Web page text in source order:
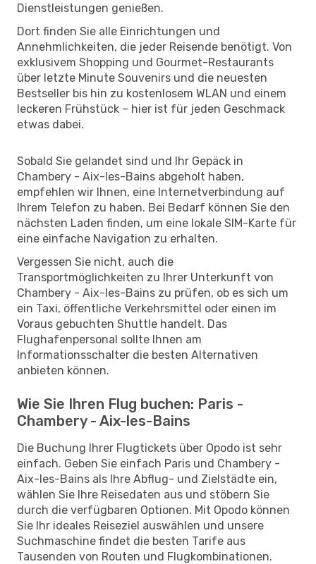
Dienstleistungen genießen.
Dort finden Sie alle Einrichtungen und
Annehmlichkeiten, die jeder Reisende benötigt. Von
exklusivem Shopping und Gourmet-Restaurants
über letzte Minute Souvenirs und die neuesten
Bestseller bis hin zu kostenlosem WLAN und einem
leckeren Frühstück – hier ist für jeden Geschmack
etwas dabei.
Sobald Sie gelandet sind und Ihr Gepäck in
Chambery - Aix-les-Bains abgeholt haben,
empfehlen wir Ihnen, eine Internetverbindung auf
Ihrem Telefon zu haben. Bei Bedarf können Sie den
nächsten Laden finden, um eine lokale SIM-Karte für
eine einfache Navigation zu erhalten.
Vergessen Sie nicht, auch die
Transportmöglichkeiten zu Ihrer Unterkunft von
Chambery - Aix-les-Bains zu prüfen, ob es sich um
ein Taxi, öffentliche Verkehrsmittel oder einen im
Voraus gebuchten Shuttle handelt. Das
Flughafenpersonal sollte Ihnen am
Informationsschalter die besten Alternativen
anbieten können.
Wie Sie Ihren Flug buchen: Paris -
Chambery - Aix-les-Bains
Die Buchung Ihrer Flugtickets über Opodo ist sehr
einfach. Geben Sie einfach Paris und Chambery -
Aix-les-Bains als Ihre Abflug- und Zielstädte ein,
wählen Sie Ihre Reisedaten aus und stöbern Sie
durch die verfügbaren Optionen. Mit Opodo können
Sie Ihr ideales Reiseziel auswählen und unsere
Suchmaschine findet die besten Tarife aus
Tausenden von Routen und Flugkombinationen.